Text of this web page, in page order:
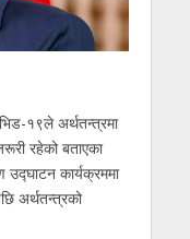
१९ले अर्थतन्त्रमा
रहेको बताएका
उद्घाटन कार्यक्रममा
अर्थतन्त्रको